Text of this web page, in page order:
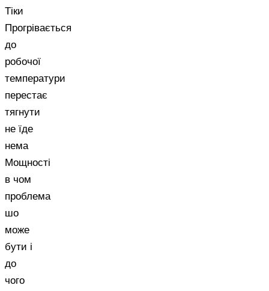
Тіки
Прогрівається
до
робочої
температури
перестає
тягнути
не їде
нема
Мощності
в чом
проблема
шо
може
бути і
до
чого